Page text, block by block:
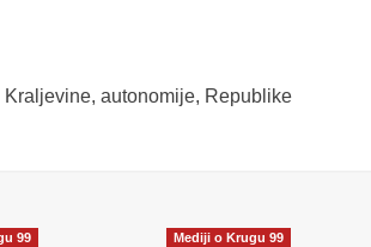
Kraljevine, autonomije, Republike
99 Mediji o Krugu 99